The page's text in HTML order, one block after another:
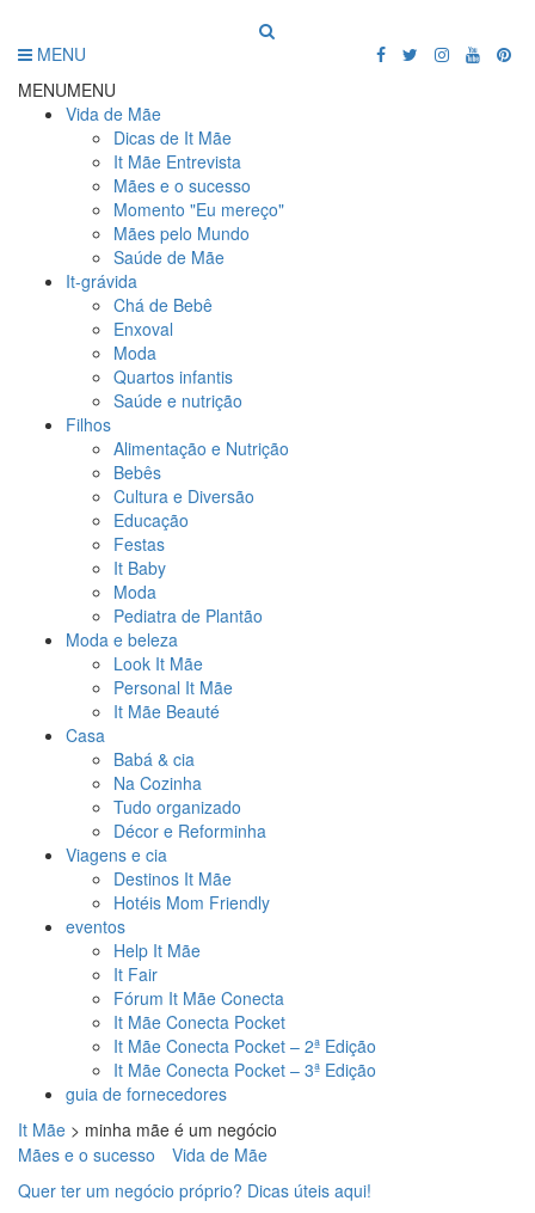
MENU
MENUMENU
Vida de Mãe
Dicas de It Mãe
It Mãe Entrevista
Mães e o sucesso
Momento "Eu mereço"
Mães pelo Mundo
Saúde de Mãe
It-grávida
Chá de Bebê
Enxoval
Moda
Quartos infantis
Saúde e nutrição
Filhos
Alimentação e Nutrição
Bebês
Cultura e Diversão
Educação
Festas
It Baby
Moda
Pediatra de Plantão
Moda e beleza
Look It Mãe
Personal It Mãe
It Mãe Beauté
Casa
Babá & cia
Na Cozinha
Tudo organizado
Décor e Reforminha
Viagens e cia
Destinos It Mãe
Hotéis Mom Friendly
eventos
Help It Mãe
It Fair
Fórum It Mãe Conecta
It Mãe Conecta Pocket
It Mãe Conecta Pocket – 2ª Edição
It Mãe Conecta Pocket – 3ª Edição
guia de fornecedores
It Mãe > minha mãe é um negócio
Mães e o sucesso
Vida de Mãe
Quer ter um negócio próprio? Dicas úteis aqui!